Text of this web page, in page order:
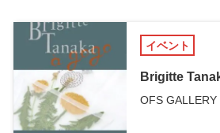
イベント
Brigitte
OFS GALLERY